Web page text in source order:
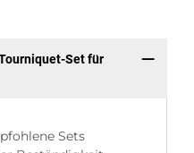
Set für
Sets